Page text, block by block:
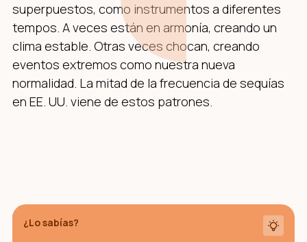
superpuestos, como instrumentos a diferentes
tempos. A veces están en armonía, creando un
clima estable. Otras veces chocan, creando
eventos extremos como nuestra nueva
normalidad. La mitad de la frecuencia de sequías
en EE. UU. viene de estos patrones.
¿Lo sabías?